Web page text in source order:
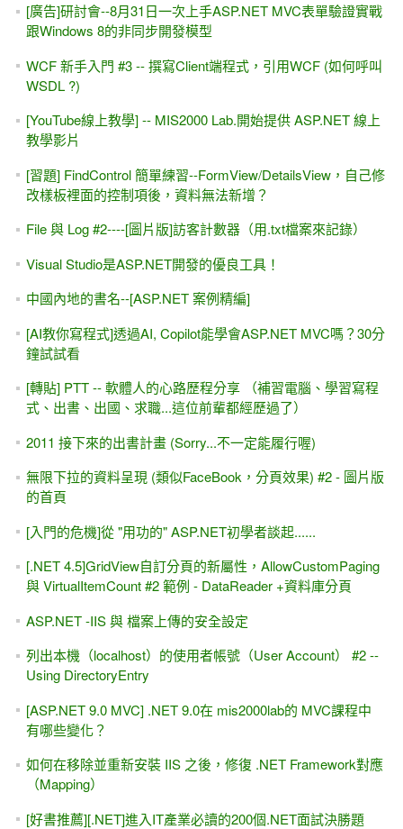
[廣告]研討會--8月31日一次上手ASP.NET MVC表單驗證實戰
跟Windows 8的非同步開發模型
WCF 新手入門 #3 -- 撰寫Client端程式，引用WCF (如何呼叫
WSDL ?)
[YouTube線上教學] -- MIS2000 Lab.開始提供 ASP.NET 線上
教學影片
[習題] FindControl 簡單練習--FormView/DetailsView，自己修
改樣板裡面的控制項後，資料無法新增？
File 與 Log #2----[圖片版]訪客計數器（用.txt檔案來記錄）
Visual Studio是ASP.NET開發的優良工具！
中國內地的書名--[ASP.NET 案例精編]
[AI教你寫程式]透過AI, Copilot能學會ASP.NET MVC嗎？30分
鐘試試看
[轉貼] PTT -- 軟體人的心路歷程分享 （補習電腦、學習寫程
式、出書、出國、求職...這位前輩都經歷過了）
2011 接下來的出書計畫 (Sorry...不一定能履行喔)
無限下拉的資料呈現 (類似FaceBook，分頁效果) #2 - 圖片版
的首頁
[入門的危機]從 "用功的" ASP.NET初學者談起......
[.NET 4.5]GridView自訂分頁的新屬性，AllowCustomPaging
與 VirtualItemCount #2 範例 - DataReader +資料庫分頁
ASP.NET -IIS 與 檔案上傳的安全設定
列出本機（localhost）的使用者帳號（User Account） #2 --
Using DirectoryEntry
[ASP.NET 9.0 MVC] .NET 9.0在 mis2000lab的 MVC課程中
有哪些變化？
如何在移除並重新安裝 IIS 之後，修復 .NET Framework對應
（Mapping）
[好書推薦][.NET]進入IT產業必讀的200個.NET面試決勝題